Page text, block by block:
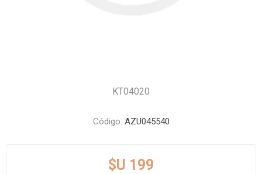
KT04020
Código: AZU045540
$U 199